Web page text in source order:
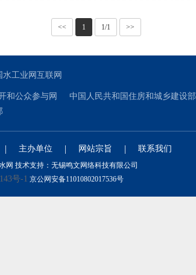
<< 1 1/1 >>
水工业网互联网
和公众参与网 中国人民共和国住房和城乡建设部
| 主办单位 | 网站宗旨 | 联系我们
网 技术支持：无锡鸣文网络科技有限公司
号-1 京公网安备11010802017536号